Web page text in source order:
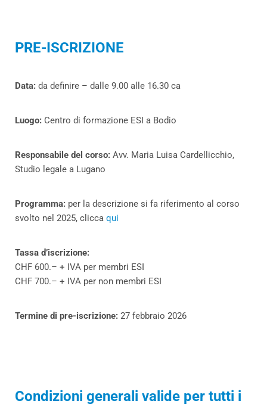
PRE-ISCRIZIONE
Data: da definire – dalle 9.00 alle 16.30 ca
Luogo: Centro di formazione ESI a Bodio
Responsabile del corso: Avv. Maria Luisa Cardellicchio,
Studio legale a Lugano
Programma: per la descrizione si fa riferimento al corso
svolto nel 2025, clicca qui
Tassa d’iscrizione:
CHF 600.– + IVA per membri ESI
CHF 700.– + IVA per non membri ESI
Termine di pre-iscrizione: 27 febbraio 2026
Condizioni generali valide per tutti i